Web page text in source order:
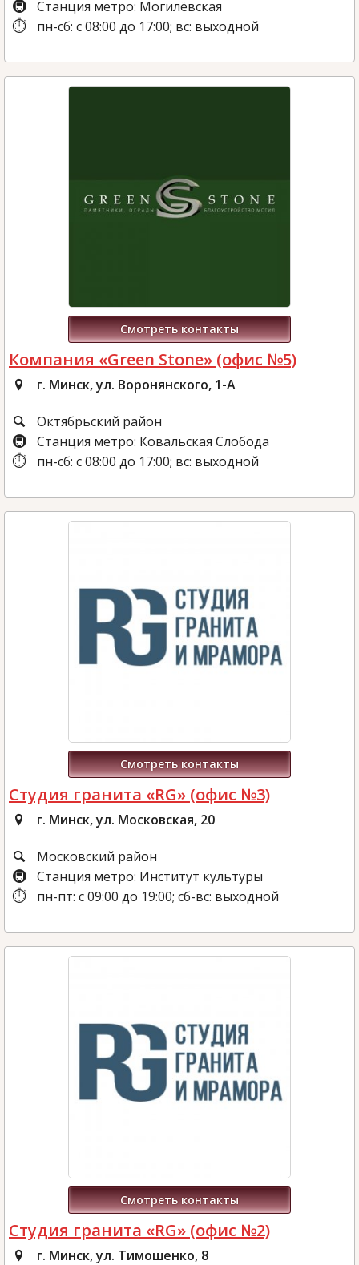
Станция метро: Могилёвская
пн-сб: с 08:00 до 17:00; вс: выходной
Смотреть контакты
Компания «Green Stone» (офис №5)
г. Минск, ул. Воронянского, 1-А
Октябрьский район
Станция метро: Ковальская Слобода
пн-сб: с 08:00 до 17:00; вс: выходной
Смотреть контакты
Студия гранита «RG» (офис №3)
г. Минск, ул. Московская, 20
Московский район
Станция метро: Институт культуры
пн-пт: с 09:00 до 19:00; сб-вс: выходной
Смотреть контакты
Студия гранита «RG» (офис №2)
г. Минск, ул. Тимошенко, 8